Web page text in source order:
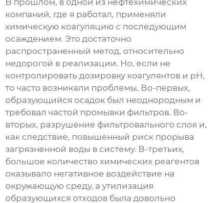
В прошлом, в одной из нефтехимических
компаний, где я работал, применяли
химическую коагуляцию с последующим
осаждением. Это достаточно
распространенный метод, относительно
недорогой в реализации. Но, если не
контролировать дозировку коагулянтов и pH,
то часто возникали проблемы. Во-первых,
образующийся осадок был неоднородным и
требовал частой промывки фильтров. Во-
вторых, разрушение фильтровального слоя и,
как следствие, повышенный риск прорыва
загрязненной воды в систему. В-третьих,
большое количество химических реагентов
оказывало негативное воздействие на
окружающую среду, а утилизация
образующихся отходов была довольно